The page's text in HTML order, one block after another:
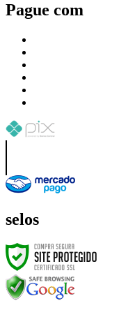
Pague com
selos